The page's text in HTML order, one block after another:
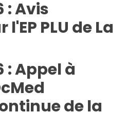
: Avis
l'EP PLU de La
: Appel à
de la